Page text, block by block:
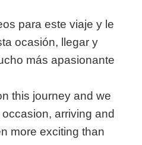
para este viaje y le
ocasión, llegar y
más apasionante
this journey and we
arriving and
more exciting than